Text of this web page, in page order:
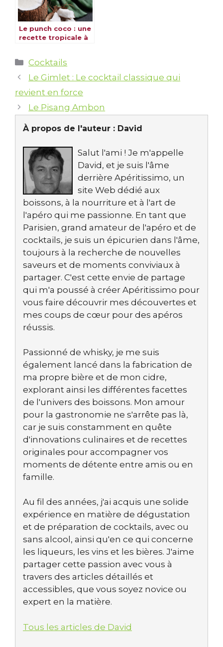
Le punch coco : une
recette tropicale à
Catégories
Cocktails
Le Gimlet : Le cocktail classique qui
revient en force
Le Pisang Ambon
À propos de l'auteur : David
Salut l'ami ! Je m'appelle
David, et je suis l'âme
derrière Apéritissimo, un
site Web dédié aux
boissons, à la nourriture et à l'art de
l'apéro qui me passionne. En tant que
Parisien, grand amateur de l'apéro et de
cocktails, je suis un épicurien dans l'âme,
toujours à la recherche de nouvelles
saveurs et de moments conviviaux à
partager. C'est cette envie de partage
qui m'a poussé à créer Apéritissimo pour
vous faire découvrir mes découvertes et
mes coups de cœur pour des apéros
réussis.
Passionné de whisky, je me suis
également lancé dans la fabrication de
ma propre bière et de mon cidre,
explorant ainsi les différentes facettes
de l'univers des boissons. Mon amour
pour la gastronomie ne s'arrête pas là,
car je suis constamment en quête
d'innovations culinaires et de recettes
originales pour accompagner vos
moments de détente entre amis ou en
famille.
Au fil des années, j'ai acquis une solide
expérience en matière de dégustation
et de préparation de cocktails, avec ou
sans alcool, ainsi qu'en ce qui concerne
les liqueurs, les vins et les bières. J'aime
partager cette passion avec vous à
travers des articles détaillés et
accessibles, que vous soyez novice ou
expert en la matière.
Tous les articles de David